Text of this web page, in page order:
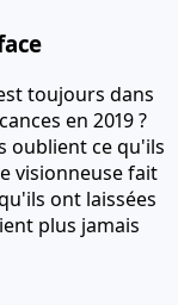
toujours dans
en 2019 ?
oublient ce qu'ils
visionneuse fait
ont laissées
plus jamais